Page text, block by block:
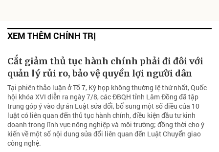
XEM THÊM CHÍNH TRỊ
Cắt giảm thủ tục hành chính phải đi đôi với
quản lý rủi ro, bảo vệ quyền lợi người dân
Tại phiên thảo luận ở Tổ 7, Kỳ họp không thường lệ thứ nhất, Quốc
hội khóa XVI diễn ra ngày 7/8, các ĐBQH tỉnh Lâm Đồng đã tập
trung góp ý vào dự án Luật sửa đổi, bổ sung một số điều của 10
luật có liên quan đến thủ tục hành chính, điều kiện đầu tư kinh
doanh trong lĩnh vực nông nghiệp và môi trường; đồng thời cho ý
kiến về một số nội dung sửa đổi liên quan đến Luật Chuyển giao
công nghệ.